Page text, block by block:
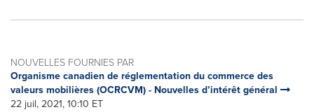
NOUVELLES FOURNIES PAR
Organisme canadien de réglementation du commerce des
valeurs mobilières (OCRCVM) - Nouvelles d’intérêt général
22 juil, 2021, 10:10 ET